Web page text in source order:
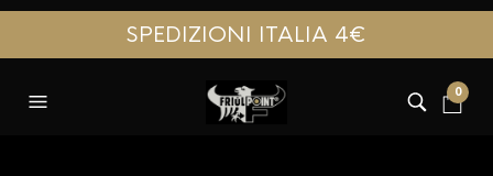
SPEDIZIONI ITALIA 4€
0